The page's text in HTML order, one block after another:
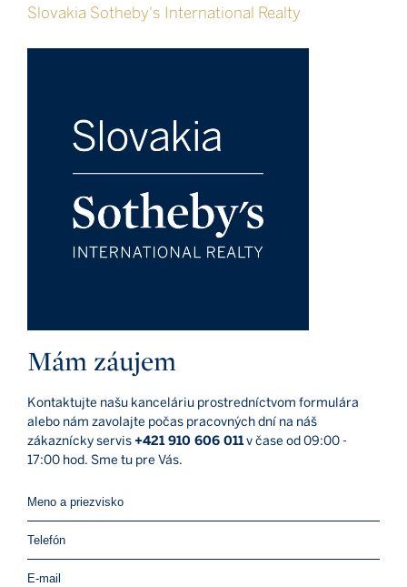
Slovakia Sotheby's International Realty
Mám záujem
Kontaktujte našu kanceláriu prostredníctvom formulára
alebo nám zavolajte počas pracovných dní na náš
zákaznícky servis +421 910 606 011v čase od 09:00 -
17:00 hod. Sme tu pre Vás.